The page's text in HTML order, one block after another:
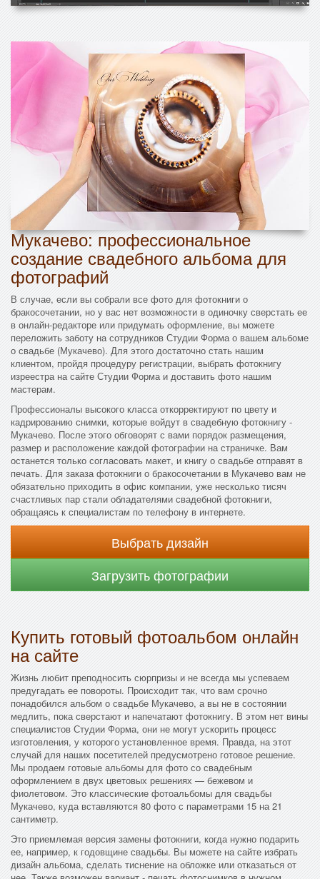
Мукачево: профессиональное
создание свадебного альбома для
фотографий
В случае, если вы собрали все фото для фотокниги о
бракосочетании, но у вас нет возможности в одиночку сверстать ее
в онлайн-редакторе или придумать оформление, вы можете
переложить заботу на сотрудников Студии Форма о вашем альбоме
о свадьбе (Мукачево). Для этого достаточно стать нашим
клиентом, пройдя процедуру регистрации, выбрать фотокнигу
изреестра на сайте Студии Форма и доставить фото нашим
мастерам.
Профессионалы высокого класса откорректируют по цвету и
кадрированию снимки, которые войдут в свадебную фотокнигу -
Мукачево. После этого обговорят с вами порядок размещения,
размер и расположение каждой фотографии на страничке. Вам
останется только согласовать макет, и книгу о свадьбе отправят в
печать. Для заказа фотокниги о бракосочетании в Мукачево вам не
обязательно приходить в офис компании, уже несколько тисяч
счастливых пар стали обладателями свадебной фотокниги,
обращаясь к специалистам по телефону в интернете.
Выбрать дизайн
Загрузить фотографии
Купить готовый фотоальбом онлайн
на сайте
Жизнь любит преподносить сюрпризы и не всегда мы успеваем
предугадать ее повороты. Происходит так, что вам срочно
понадобился альбом о свадьбе Мукачево, а вы не в состоянии
медлить, пока сверстают и напечатают фотокнигу. В этом нет вины
специалистов Студии Форма, они не могут ускорить процесс
изготовления, у которого установленное время. Правда, на этот
случай для наших посетителей предусмотрено готовое решение.
Мы продаем готовые альбомы для фото со свадебным
оформлением в двух цветовых решениях — бежевом и
фиолетовом. Это классические фотоальбомы для свадьбы
Мукачево, куда вставляются 80 фото с параметрами 15 на 21
сантиметр.
Это приемлемая версия замены фотокниги, когда нужно подарить
ее, например, к годовщине свадьбы. Вы можете на сайте избрать
дизайн альбома, сделать тиснение на обложке или отказаться от